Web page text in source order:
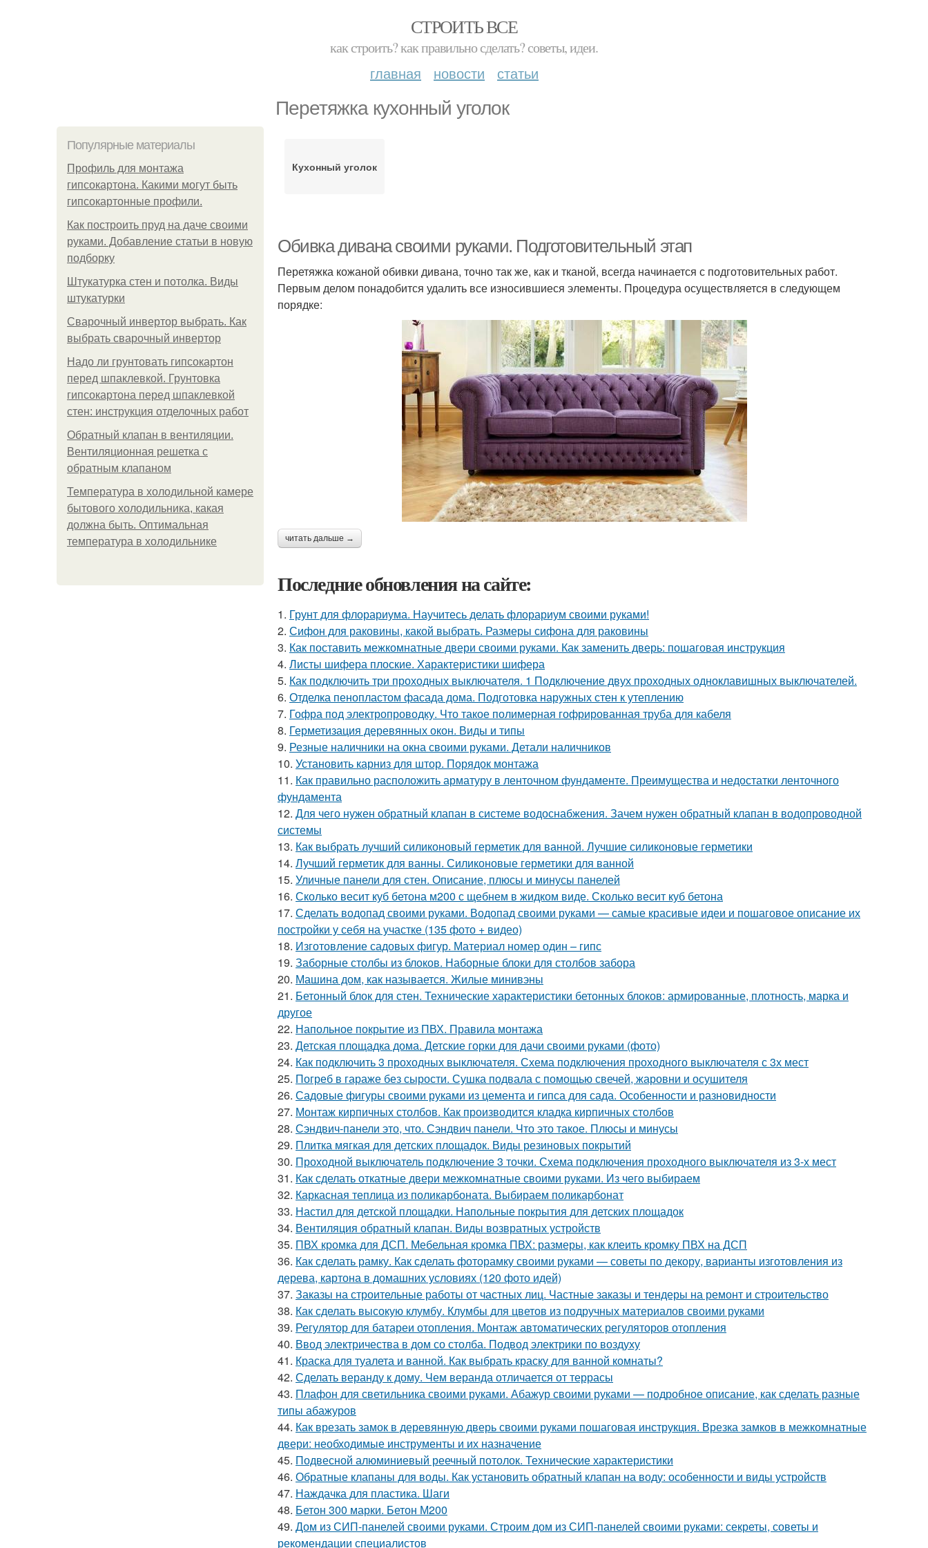
СТРОИТЬ ВСЕ
как строить? как правильно сделать? советы, идеи.
главная новости статьи
Перетяжка кухонный уголок
Популярные материалы
Профиль для монтажа
гипсокартона. Какими могут быть
гипсокартонные профили.
Как построить пруд на даче своими
руками. Добавление статьи в новую
подборку
Штукатурка стен и потолка. Виды
штукатурки
Сварочный инвертор выбрать. Как
выбрать сварочный инвертор
Надо ли грунтовать гипсокартон
перед шпаклевкой. Грунтовка
гипсокартона перед шпаклевкой
стен: инструкция отделочных работ
Обратный клапан в вентиляции.
Вентиляционная решетка с
обратным клапаном
Температура в холодильной камере
бытового холодильника, какая
должна быть. Оптимальная
температура в холодильнике
Кухонный уголок
Обивка дивана своими руками. Подготовительный этап
Перетяжка кожаной обивки дивана, точно так же, как и тканой, всегда начинается с подготовительных работ.
Первым делом понадобится удалить все износившиеся элементы. Процедура осуществляется в следующем
порядке:
читать дальше →
Последние обновления на сайте:
1. Грунт для флорариума. Научитесь делать флорариум своими руками!
2. Сифон для раковины, какой выбрать. Размеры сифона для раковины
3. Как поставить межкомнатные двери своими руками. Как заменить дверь: пошаговая инструкция
4. Листы шифера плоские. Характеристики шифера
5. Как подключить три проходных выключателя. 1 Подключение двух проходных одноклавишных выключателей.
6. Отделка пенопластом фасада дома. Подготовка наружных стен к утеплению
7. Гофра под электропроводку. Что такое полимерная гофрированная труба для кабеля
8. Герметизация деревянных окон. Виды и типы
9. Резные наличники на окна своими руками. Детали наличников
10. Установить карниз для штор. Порядок монтажа
11. Как правильно расположить арматуру в ленточном фундаменте. Преимущества и недостатки ленточного
фундамента
12. Для чего нужен обратный клапан в системе водоснабжения. Зачем нужен обратный клапан в водопроводной
системы
13. Как выбрать лучший силиконовый герметик для ванной. Лучшие силиконовые герметики
14. Лучший герметик для ванны. Силиконовые герметики для ванной
15. Уличные панели для стен. Описание, плюсы и минусы панелей
16. Сколько весит куб бетона м200 с щебнем в жидком виде. Сколько весит куб бетона
17. Сделать водопад своими руками. Водопад своими руками — самые красивые идеи и пошаговое описание их
постройки у себя на участке (135 фото + видео)
18. Изготовление садовых фигур. Материал номер один – гипс
19. Заборные столбы из блоков. Наборные блоки для столбов забора
20. Машина дом, как называется. Жилые минивэны
21. Бетонный блок для стен. Технические характеристики бетонных блоков: армированные, плотность, марка и
другое
22. Напольное покрытие из ПВХ. Правила монтажа
23. Детская площадка дома. Детские горки для дачи своими руками (фото)
24. Как подключить 3 проходных выключателя. Схема подключения проходного выключателя с 3х мест
25. Погреб в гараже без сырости. Сушка подвала с помощью свечей, жаровни и осушителя
26. Садовые фигуры своими руками из цемента и гипса для сада. Особенности и разновидности
27. Монтаж кирпичных столбов. Как производится кладка кирпичных столбов
28. Сэндвич-панели это, что. Сэндвич панели. Что это такое. Плюсы и минусы
29. Плитка мягкая для детских площадок. Виды резиновых покрытий
30. Проходной выключатель подключение 3 точки. Схема подключения проходного выключателя из 3-х мест
31. Как сделать откатные двери межкомнатные своими руками. Из чего выбираем
32. Каркасная теплица из поликарбоната. Выбираем поликарбонат
33. Настил для детской площадки. Напольные покрытия для детских площадок
34. Вентиляция обратный клапан. Виды возвратных устройств
35. ПВХ кромка для ДСП. Мебельная кромка ПВХ: размеры, как клеить кромку ПВХ на ДСП
36. Как сделать рамку. Как сделать фоторамку своими руками — советы по декору, варианты изготовления из
дерева, картона в домашних условиях (120 фото идей)
37. Заказы на строительные работы от частных лиц. Частные заказы и тендеры на ремонт и строительство
38. Как сделать высокую клумбу. Клумбы для цветов из подручных материалов своими руками
39. Регулятор для батареи отопления. Монтаж автоматических регуляторов отопления
40. Ввод электричества в дом со столба. Подвод электрики по воздуху
41. Краска для туалета и ванной. Как выбрать краску для ванной комнаты?
42. Сделать веранду к дому. Чем веранда отличается от террасы
43. Плафон для светильника своими руками. Абажур своими руками — подробное описание, как сделать разные
типы абажуров
44. Как врезать замок в деревянную дверь своими руками пошаговая инструкция. Врезка замков в межкомнатные
двери: необходимые инструменты и их назначение
45. Подвесной алюминиевый реечный потолок. Технические характеристики
46. Обратные клапаны для воды. Как установить обратный клапан на воду: особенности и виды устройств
47. Наждачка для пластика. Шаги
48. Бетон 300 марки. Бетон М200
49. Дом из СИП-панелей своими руками. Строим дом из СИП-панелей своими руками: секреты, советы и
рекомендации специалистов